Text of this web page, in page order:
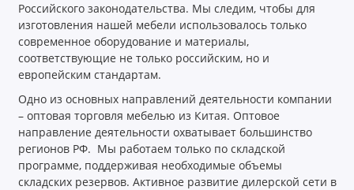
Российского законодательства. Мы следим, чтобы для
изготовления нашей мебели использовалось только
современное оборудование и материалы,
соответствующие не только российским, но и
европейским стандартам.
Одно из основных направлений деятельности компании
– оптовая торговля мебелью из Китая. Оптовое
направление деятельности охватывает большинство
регионов РФ. Мы работаем только по складской
программе, поддерживая необходимые объемы
складских резервов. Активное развитие дилерской сети в